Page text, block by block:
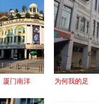
厦门南洋
为何我的足